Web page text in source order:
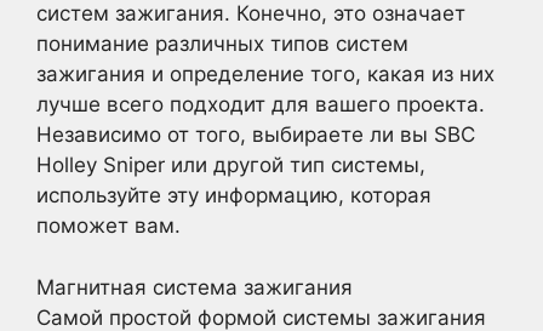
систем зажигания. Конечно, это означает
понимание различных типов систем
зажигания и определение того, какая из них
лучше всего подходит для вашего проекта.
Независимо от того, выбираете ли вы SBC
Holley Sniper или другой тип системы,
используйте эту информацию, которая
поможет вам.
Магнитная система зажигания
Самой простой формой системы зажигания